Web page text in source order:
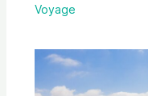
Voyage